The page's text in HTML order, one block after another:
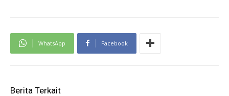
WhatsApp Facebook
Berita Terkait